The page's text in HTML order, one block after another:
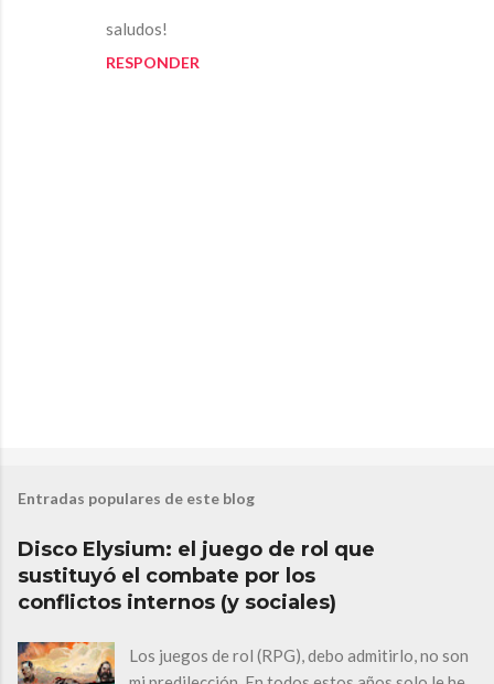
saludos!
RESPONDER
l
a
r
u
c
o
m
Entradas populares de este blog
Disco Elysium: el juego de rol que
sustituyó el combate por los
conflictos internos (y sociales)
Los juegos de rol (RPG), debo admitirlo, no son